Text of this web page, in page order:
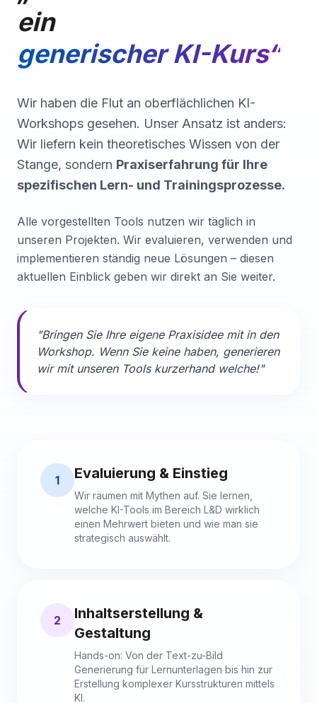
ein
generischer KI-Kurs“
Wir haben die Flut an oberflächlichen KI-
Workshops gesehen. Unser Ansatz ist anders:
Wir liefern kein theoretisches Wissen von der
Stange, sondern Praxiserfahrung für Ihre
spezifischen Lern- und Trainingsprozesse.
Alle vorgestellten Tools nutzen wir täglich in
unseren Projekten. Wir evaluieren, verwenden und
implementieren ständig neue Lösungen – diesen
aktuellen Einblick geben wir direkt an Sie weiter.
"Bringen Sie Ihre eigene Praxisidee mit in den
Workshop. Wenn Sie keine haben, generieren
wir mit unseren Tools kurzerhand welche!"
1 Evaluierung & Einstieg
Wir räumen mit Mythen auf. Sie lernen,
welche KI-Tools im Bereich L&D wirklich
einen Mehrwert bieten und wie man sie
strategisch auswählt.
2
Inhaltserstellung &
Gestaltung
Hands-on: Von der Text-zu-Bild
Generierung für Lernunterlagen bis hin zur
Erstellung komplexer Kursstrukturen mittels
KI.